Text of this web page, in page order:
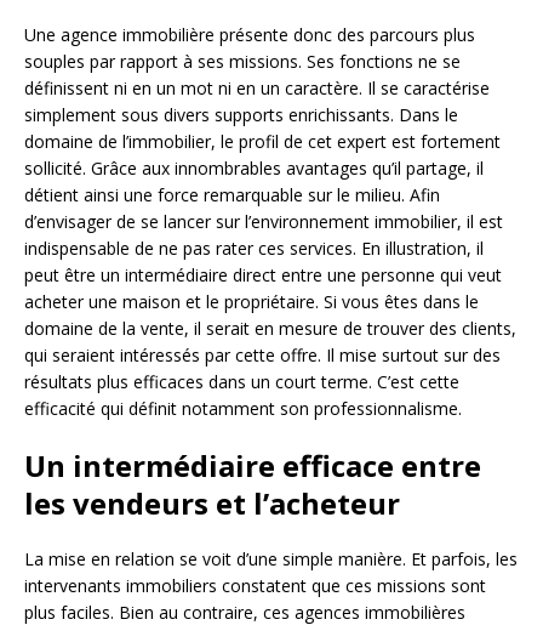
Une agence immobilière présente donc des parcours plus
souples par rapport à ses missions. Ses fonctions ne se
définissent ni en un mot ni en un caractère. Il se caractérise
simplement sous divers supports enrichissants. Dans le
domaine de l’immobilier, le profil de cet expert est fortement
sollicité. Grâce aux innombrables avantages qu’il partage, il
détient ainsi une force remarquable sur le milieu. Afin
d’envisager de se lancer sur l’environnement immobilier, il est
indispensable de ne pas rater ces services. En illustration, il
peut être un intermédiaire direct entre une personne qui veut
acheter une maison et le propriétaire. Si vous êtes dans le
domaine de la vente, il serait en mesure de trouver des clients,
qui seraient intéressés par cette offre. Il mise surtout sur des
résultats plus efficaces dans un court terme. C’est cette
efficacité qui définit notamment son professionnalisme.
Un intermédiaire efficace entre
les vendeurs et l’acheteur
La mise en relation se voit d’une simple manière. Et parfois, les
intervenants immobiliers constatent que ces missions sont
plus faciles. Bien au contraire, ces agences immobilières